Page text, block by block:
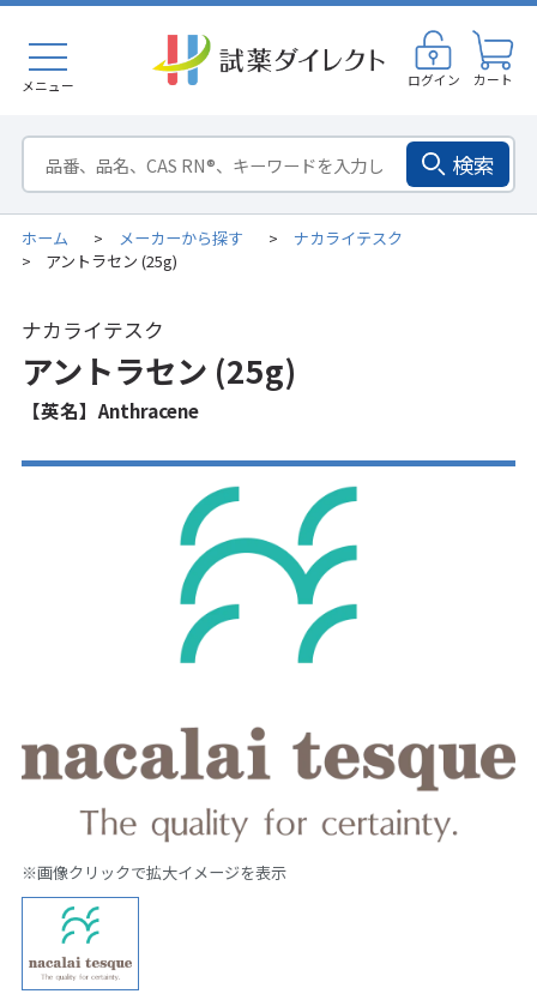
メニュー ログイン カート
検索
ホーム > メーカーから探す > ナカライテスク
> アントラセン (25g)
ナカライテスク
アントラセン (25g)
【英名】Anthracene
※画像クリックで拡大イメージを表示